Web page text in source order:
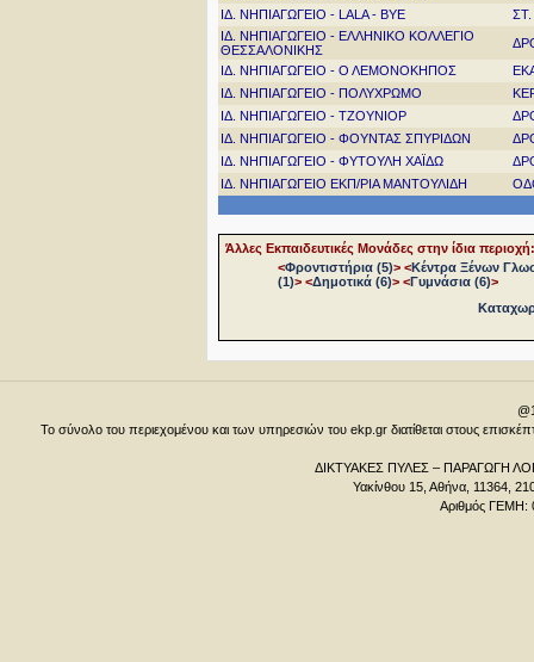
ΙΔ. ΝΗΠΙΑΓΩΓΕΙΟ - LALA - BYE
ΙΔ. ΝΗΠΙΑΓΩΓΕΙΟ - ΕΛΛΗΝΙΚΟ ΚΟΛΛΕΓΙΟ
ΘΕΣΣΑΛΟΝΙΚΗΣ
ΙΔ. ΝΗΠΙΑΓΩΓΕΙΟ - Ο ΛΕΜΟΝΟΚΗΠΟΣ
ΙΔ. ΝΗΠΙΑΓΩΓΕΙΟ - ΠΟΛΥΧΡΩΜΟ
ΙΔ. ΝΗΠΙΑΓΩΓΕΙΟ - ΤΖΟΥΝΙΟΡ
ΙΔ. ΝΗΠΙΑΓΩΓΕΙΟ - ΦΟΥΝΤΑΣ ΣΠΥΡΙΔΩΝ
ΙΔ. ΝΗΠΙΑΓΩΓΕΙΟ - ΦΥΤΟΥΛΗ ΧΑΪΔΩ
ΙΔ. ΝΗΠΙΑΓΩΓΕΙΟ ΕΚΠ/ΡΙΑ ΜΑΝΤΟΥΛΙΔΗ
Άλλες Εκπαιδευτικές Μονάδες στην ίδια περιοχή:
<Φροντιστήρια (5)> <Κέντρα Ξένων
(1)> <Δημοτικά (6)> <Γυμνάσια (6)>
Το σύνολο του περιεχομένου και των υπηρεσιών του ekp.gr διατίθεται στους
ΔΙΚΤΥΑΚΕΣ ΠΥΛΕΣ – ΠΑΡΑΓΩΓΗ
Υακίνθου 15, Αθήνα, 11364,
Αριθμός ΓΕΜΗ: